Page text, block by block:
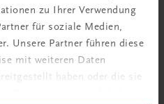
zu Ihrer Verwendung
für soziale Medien,
Unsere Partner führen diese
mit weiteren Daten
haben oder die sie